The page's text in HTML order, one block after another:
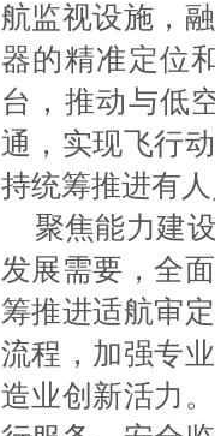
航监视设施，
器的精准定位
台，推动与低
通，实现飞行
持统筹推进有
聚焦能力建
发展需要，全
筹推进适航审
流程，加强专
造业创新活力